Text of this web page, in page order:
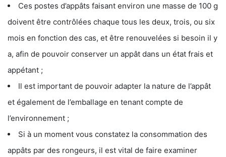
Ces postes d’appâts faisant environ une masse de 100 g
doivent être contrôlées chaque tous les deux, trois, ou six
mois en fonction des cas, et être renouvelées si besoin il y
a, afin de pouvoir conserver un appât dans un état frais et
appétant ;
Il est important de pouvoir adapter la nature de l’appât
et également de l’emballage en tenant compte de
l’environnement ;
Si à un moment vous constatez la consommation des
appâts par des rongeurs, il est vital de faire examiner